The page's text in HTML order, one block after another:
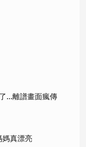
…離譜畫面瘋傳
真漂亮